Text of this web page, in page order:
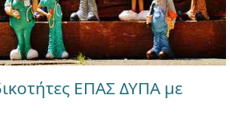
ΕΠΑΣ ΔΥΠΑ με